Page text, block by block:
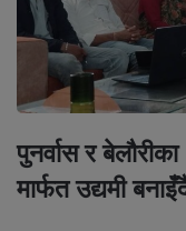
पुनर्वास र
मार्फत उद्यमी